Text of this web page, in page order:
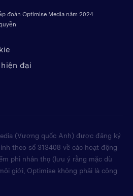
đoàn Optimise Media năm 2024
đại
(Vương quốc Anh) được đăng ký
theo số 313408 về các hoạt động
phi nhân thọ (lưu ý rằng mặc dù
giới, Optimise không phải là công